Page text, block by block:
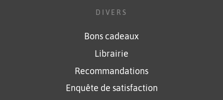
DIVERS
Bons cadeaux
Librairie
Recommandations
Enquête de satisfaction